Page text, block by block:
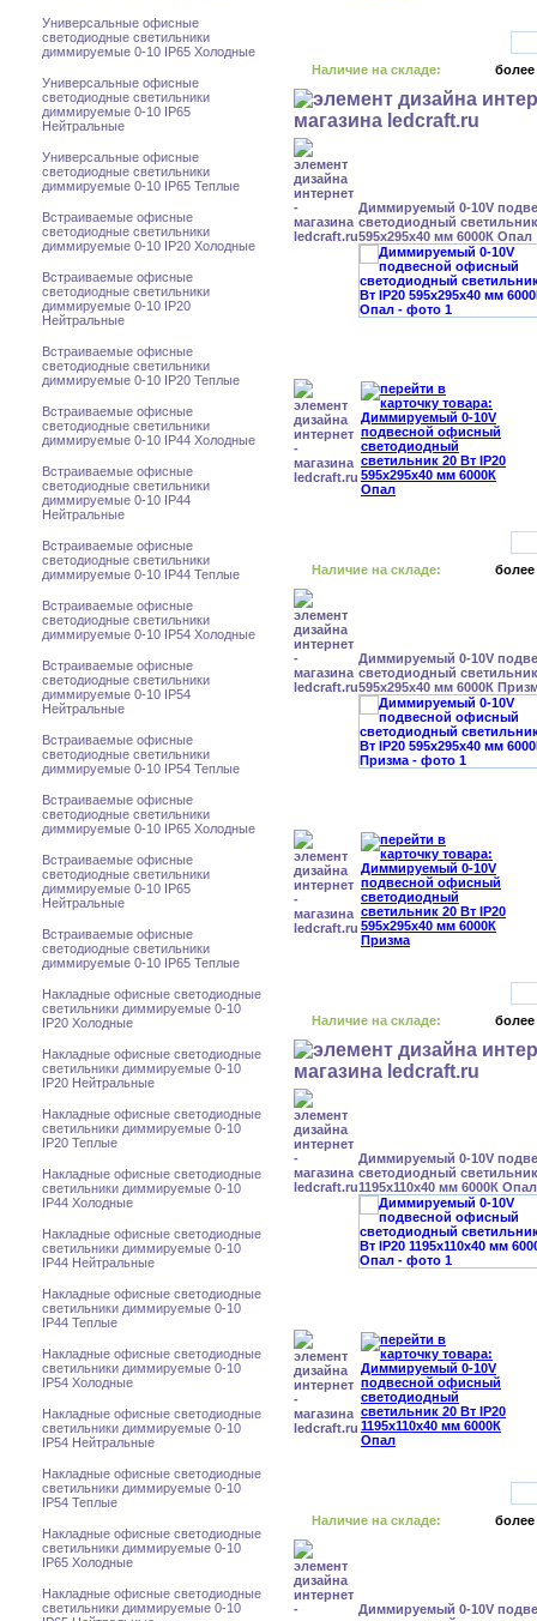
Универсальные офисные
светодиодные светильники
диммируемые 0-10 IP65 Холодные
Универсальные офисные
светодиодные светильники
диммируемые 0-10 IP65
Нейтральные
Универсальные офисные
светодиодные светильники
диммируемые 0-10 IP65 Теплые
Встраиваемые офисные
светодиодные светильники
диммируемые 0-10 IP20 Холодные
Встраиваемые офисные
светодиодные светильники
диммируемые 0-10 IP20
Нейтральные
Встраиваемые офисные
светодиодные светильники
диммируемые 0-10 IP20 Теплые
Встраиваемые офисные
светодиодные светильники
диммируемые 0-10 IP44 Холодные
Встраиваемые офисные
светодиодные светильники
диммируемые 0-10 IP44
Нейтральные
Встраиваемые офисные
светодиодные светильники
диммируемые 0-10 IP44 Теплые
Встраиваемые офисные
светодиодные светильники
диммируемые 0-10 IP54 Холодные
Встраиваемые офисные
светодиодные светильники
диммируемые 0-10 IP54
Нейтральные
Встраиваемые офисные
светодиодные светильники
диммируемые 0-10 IP54 Теплые
Встраиваемые офисные
светодиодные светильники
диммируемые 0-10 IP65 Холодные
Встраиваемые офисные
светодиодные светильники
диммируемые 0-10 IP65
Нейтральные
Встраиваемые офисные
светодиодные светильники
диммируемые 0-10 IP65 Теплые
Накладные офисные светодиодные
светильники диммируемые 0-10
IP20 Холодные
Накладные офисные светодиодные
светильники диммируемые 0-10
IP20 Нейтральные
Накладные офисные светодиодные
светильники диммируемые 0-10
IP20 Теплые
Накладные офисные светодиодные
светильники диммируемые 0-10
IP44 Холодные
Накладные офисные светодиодные
светильники диммируемые 0-10
IP44 Нейтральные
Накладные офисные светодиодные
светильники диммируемые 0-10
IP44 Теплые
Накладные офисные светодиодные
светильники диммируемые 0-10
IP54 Холодные
Накладные офисные светодиодные
светильники диммируемые 0-10
IP54 Нейтральные
Накладные офисные светодиодные
светильники диммируемые 0-10
IP54 Теплые
Накладные офисные светодиодные
светильники диммируемые 0-10
IP65 Холодные
Накладные офисные светодиодные
светильники диммируемые 0-10
Наличие на складе: более
Диммируемый 0-10V
светодиодный
595x295x40 мм 6000К Опал
Наличие на складе: более
Диммируемый 0-10V
светодиодный
595x295x40 мм 6000К
Наличие на складе: более
Диммируемый 0-10V
светодиодный
1195x110x40 мм 6000К Опал
Наличие на складе: более
Диммируемый 0-10V